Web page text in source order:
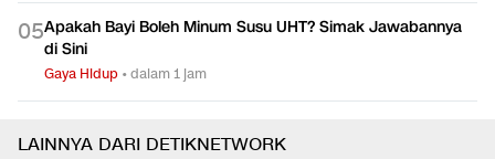
05Apakah Bayi Boleh Minum Susu UHT? Simak Jawabannya
di Sini
Gaya Hidup •dalam 1 jam
LAINNYA DARI DETIKNETWORK